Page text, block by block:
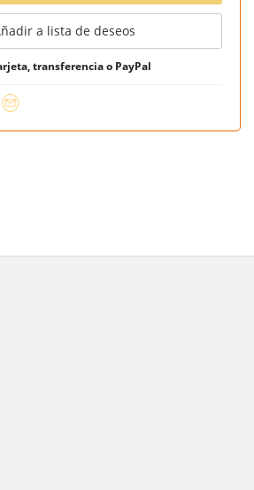
a lista de deseos
transferencia o PayPal